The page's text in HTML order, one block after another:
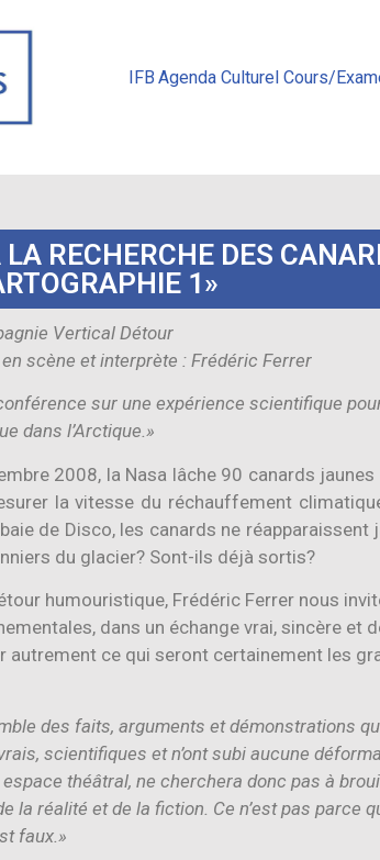
IFB Agenda Culturel Cours/
LA RECHERCHE DES
1»
Vertical Détour
scène et interprète : Frédéric Ferrer
sur une expérience scientifique
dans l’Arctique.»
2008, la Nasa lâche 90 canards
la vitesse du réchauffement
de Disco, les canards ne
du glacier? Sont-ils déjà sortis?
humouristique, Frédéric Ferrer nous
dans un échange vrai, sincère et
autrement ce qui seront certainement les
des faits, arguments et démonstrations
scientifiques et n’ont subi aucune
théâtral, ne cherchera donc pas à
la réalité et de la fiction. Ce n’est pas parce
faux.»